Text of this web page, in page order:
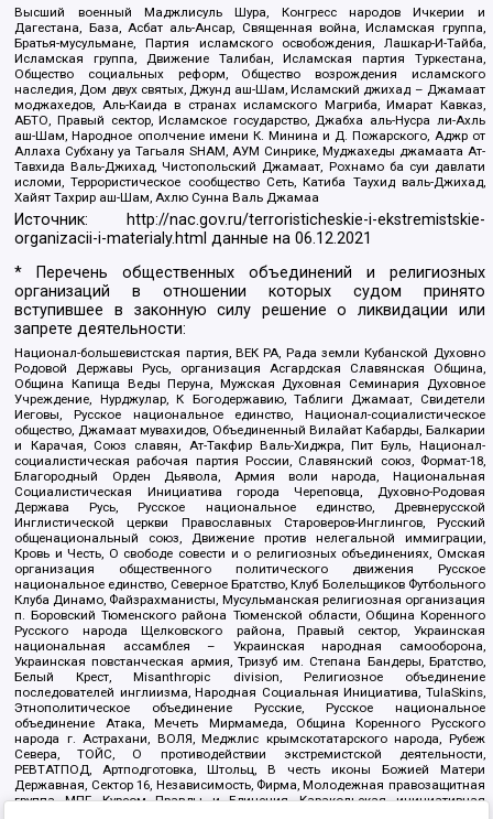
Высший военный Маджлисуль Шура, Конгресс народов Ичкерии и
Дагестана, База, Асбат аль-Ансар, Священная война, Исламская группа,
Братья-мусульмане, Партия исламского освобождения, Лашкар-И-Тайба,
Исламская группа, Движение Талибан, Исламская партия Туркестана,
Общество социальных реформ, Общество возрождения исламского
наследия, Дом двух святых, Джунд аш-Шам, Исламский джихад – Джамаат
моджахедов, Аль-Каида в странах исламского Магриба, Имарат Кавказ,
АБТО, Правый сектор, Исламское государство, Джабха аль-Нусра ли-Ахль
аш-Шам, Народное ополчение имени К. Минина и Д. Пожарского, Аджр от
Аллаха Субхану уа Тагьаля SHAM, АУМ Синрике, Муджахеды джамаата Ат-
Тавхида Валь-Джихад, Чистопольский Джамаат, Рохнамо ба суи давлати
исломи, Террористическое сообщество Сеть, Катиба Таухид валь-Джихад,
Хайят Тахрир аш-Шам, Ахлю Сунна Валь Джамаа
Источник:
http://nac.gov.ru/terroristicheskie-i-ekstremistskie-
organizacii-i-materialy.html данные на06.12.2021
* Перечень общественных объединений и религиозных
организаций в отношении которых судом принято
вступившее в законную силу решение о ликвидации или
запрете деятельности:
Национал-большевистская партия, ВЕК РА, Рада земли Кубанской Духовно
Родовой Державы Русь, организация Асгардская Славянская Община,
Община Капища Веды Перуна, Мужская Духовная Семинария Духовное
Учреждение, Нурджулар, К Богодержавию, Таблиги Джамаат, Свидетели
Иеговы, Русское национальное единство, Национал-социалистическое
общество, Джамаат мувахидов, Объединенный Вилайат Кабарды, Балкарии
и Карачая, Союз славян, Ат-Такфир Валь-Хиджра, Пит Буль, Национал-
социалистическая рабочая партия России, Славянский союз, Формат-18,
Благородный Орден Дьявола, Армия воли народа, Национальная
Социалистическая Инициатива города Череповца, Духовно-Родовая
Держава Русь, Русское национальное единство, Древнерусской
Инглистической церкви Православных Староверов-Инглингов, Русский
общенациональный союз, Движение против нелегальной иммиграции,
Кровь и Честь, О свободе совести и о религиозных объединениях, Омская
организация общественного политического движения Русское
национальное единство, Северное Братство, Клуб Болельщиков Футбольного
Клуба Динамо, Файзрахманисты, Мусульманская религиозная организация
п. Боровский Тюменского района Тюменской области, Община Коренного
Русского народа Щелковского района, Правый сектор, Украинская
национальная ассамблея – Украинская народная самооборона,
Украинская повстанческая армия, Тризуб им. Степана Бандеры, Братство,
Белый Крест, Misanthropic division, Религиозное объединение
последователей инглиизма, Народная Социальная Инициатива, TulaSkins,
Этнополитическое объединение Русские, Русское национальное
объединение Атака, Мечеть Мирмамеда, Община Коренного Русского
народа г. Астрахани, ВОЛЯ, Меджлис крымскотатарского народа, Рубеж
Севера, ТОЙС, О противодействии экстремистской деятельности,
РЕВТАТПОД, Артподготовка, Штольц, В честь иконы Божией Матери
Державная, Сектор 16, Независимость, Фирма, Молодежная правозащитная
группа МПГ, Курсом Правды и Единения, Каракольская инициативная